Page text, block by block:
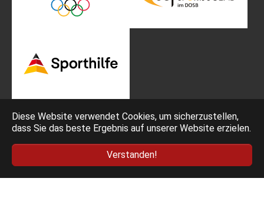
Diese Website verwendet Cookies, um sicherzustellen,
dass Sie das beste Ergebnis auf unserer Website erzielen.
Verstanden!
Datenschutz
AGB Ticketing